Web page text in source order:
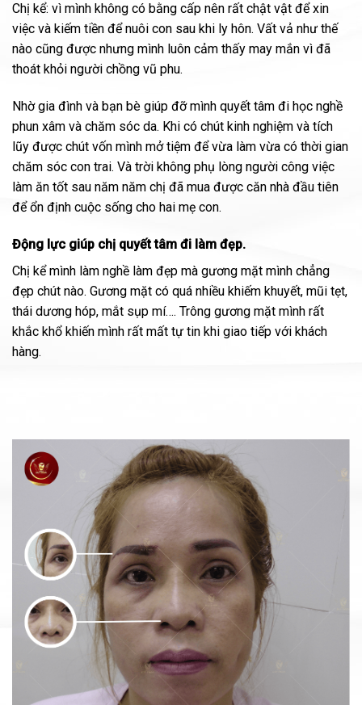
Chị kể: vì mình không có bằng cấp nên rất chật vật để xin
việc và kiếm tiền để nuôi con sau khi ly hôn. Vất vả như thế
nào cũng được nhưng mình luôn cảm thấy may mắn vì đã
thoát khỏi người chồng vũ phu.
Nhờ gia đình và bạn bè giúp đỡ mình quyết tâm đi học nghề
phun xâm và chăm sóc da. Khi có chút kinh nghiệm và tích
lũy được chút vốn mình mở tiệm để vừa làm vừa có thời gian
chăm sóc con trai. Và trời không phụ lòng người công việc
làm ăn tốt sau năm năm chị đã mua được căn nhà đầu tiên
để ổn định cuộc sống cho hai mẹ con.
Động lực giúp chị quyết tâm đi làm đẹp.
Chị kể mình làm nghề làm đẹp mà gương mặt mình chẳng
đẹp chút nào. Gương mặt có quá nhiều khiếm khuyết, mũi tẹt,
thái dương hóp, mắt sụp mí…. Trông gương mặt mình rất
khắc khổ khiến mình rất mất tự tin khi giao tiếp với khách
hàng.